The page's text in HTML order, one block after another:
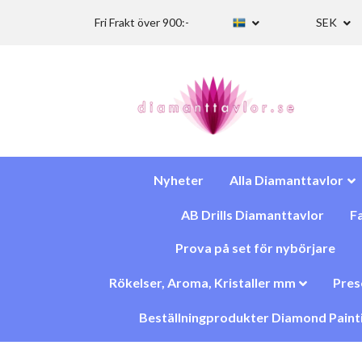
Fri Frakt över 900:- SEK
Nyheter Alla Diamanttavlor
AB Drills Diamanttavlor
Prova på set för nybörjare
Rökelser, Aroma, Kristaller mm
Beställningprodukter Diamond